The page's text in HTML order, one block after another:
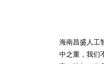
海南昌盛人工
中之重，我们